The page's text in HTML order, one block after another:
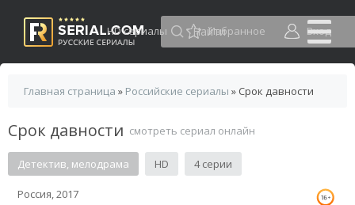
HD сериалы Избранное Вход
Главная страница » Российские сериалы » Срок давности
Срок давности смотреть сериал онлайн
Детектив, мелодрама HD 4 серии
Россия, 2017